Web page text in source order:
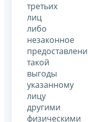
третьих
лиц
либо
незаконное
такой
выгоды
указанному
лицу
другими
физическими